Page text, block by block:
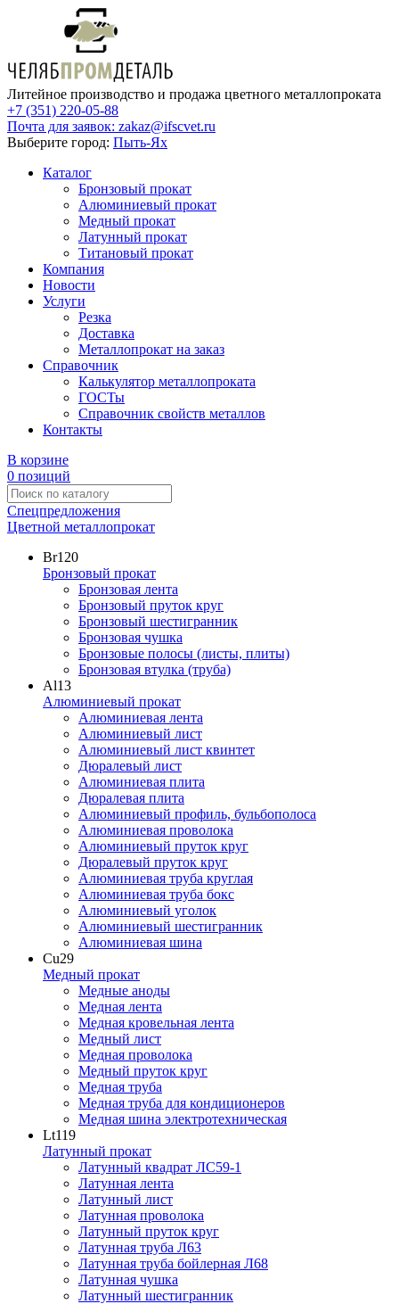
Литейное производство и продажа цветного металлопроката
+7 (351) 220-05-88
Почта для заявок: zakaz@ifscvet.ru
Выберите город: Пыть-Ях
Каталог
Бронзовый прокат
Алюминиевый прокат
Медный прокат
Латунный прокат
Титановый прокат
Компания
Новости
Услуги
Резка
Доставка
Металлопрокат на заказ
Справочник
Калькулятор металлопроката
ГОСТы
Справочник свойств металлов
Контакты
В корзине
0 позиций
Спецпредложения
Цветной металлопрокат
Br120
Бронзовый прокат
Бронзовая лента
Бронзовый пруток круг
Бронзовый шестигранник
Бронзовая чушка
Бронзовые полосы (листы, плиты)
Бронзовая втулка (труба)
Al13
Алюминиевый прокат
Алюминиевая лента
Алюминиевый лист
Алюминиевый лист квинтет
Дюралевый лист
Алюминиевая плита
Дюралевая плита
Алюминиевый профиль, бульбополоса
Алюминиевая проволока
Алюминиевый пруток круг
Дюралевый пруток круг
Алюминиевая труба круглая
Алюминиевая труба бокс
Алюминиевый уголок
Алюминиевый шестигранник
Алюминиевая шина
Cu29
Медный прокат
Медные аноды
Медная лента
Медная кровельная лента
Медный лист
Медная проволока
Медный пруток круг
Медная труба
Медная труба для кондиционеров
Медная шина электротехническая
Lt119
Латунный прокат
Латунный квадрат ЛС59-1
Латунная лента
Латунный лист
Латунная проволока
Латунный пруток круг
Латунная труба Л63
Латунная труба бойлерная Л68
Латунная чушка
Латунный шестигранник